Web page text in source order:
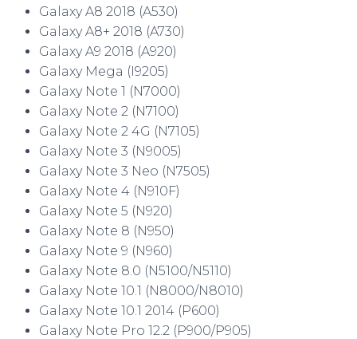
Galaxy A8 2018 (A530)
Galaxy A8+ 2018 (A730)
Galaxy A9 2018 (A920)
Galaxy Mega (I9205)
Galaxy Note 1 (N7000)
Galaxy Note 2 (N7100)
Galaxy Note 2 4G (N7105)
Galaxy Note 3 (N9005)
Galaxy Note 3 Neo (N7505)
Galaxy Note 4 (N910F)
Galaxy Note 5 (N920)
Galaxy Note 8 (N950)
Galaxy Note 9 (N960)
Galaxy Note 8.0 (N5100/N5110)
Galaxy Note 10.1 (N8000/N8010)
Galaxy Note 10.1 2014 (P600)
Galaxy Note Pro 12.2 (P900/P905)